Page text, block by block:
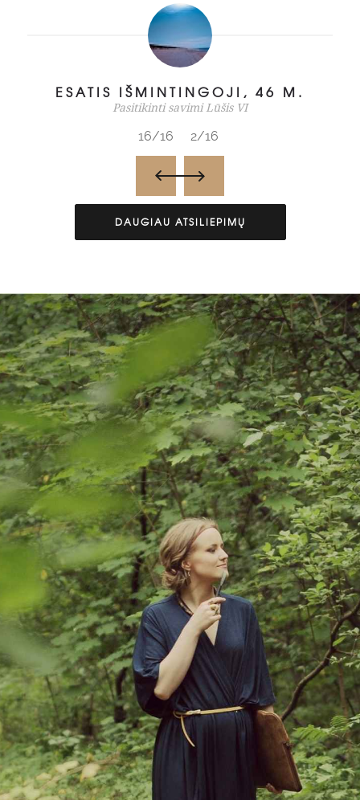
ESATIS IŠMINTINGOJI, 46 M.
Pasitikinti savimi Lūšis VI
16/16
2/16
DAUGIAU ATSILIEPIMŲ